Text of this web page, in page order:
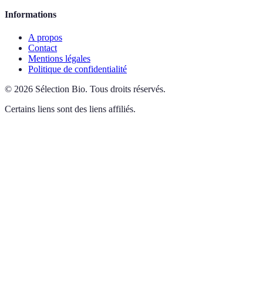
Informations
A propos
Contact
Mentions légales
Politique de confidentialité
© 2026 Sélection Bio. Tous droits réservés.
Certains liens sont des liens affiliés.